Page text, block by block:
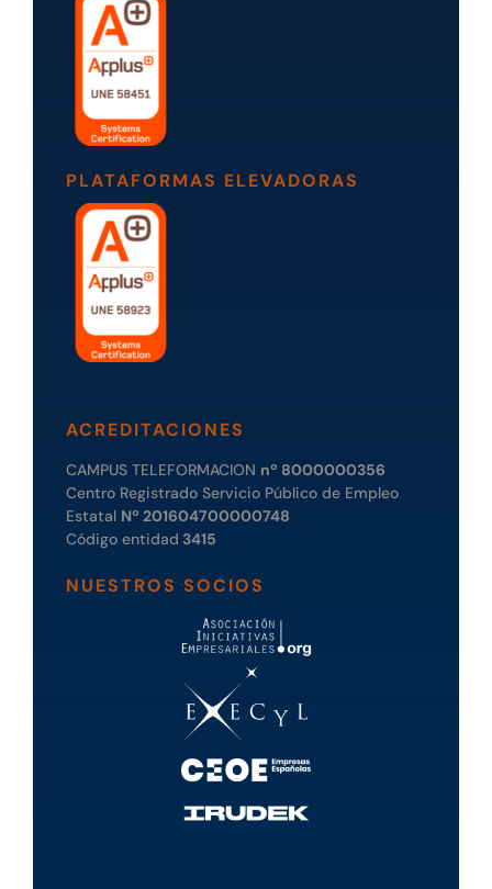
PLATAFORMAS ELEVADORAS
ACREDITACIONES
CAMPUS TELEFORMACION nº 8000000356
Centro Registrado Servicio Público de Empleo
Estatal Nº 201604700000748
Código entidad 3415
NUESTROS SOCIOS